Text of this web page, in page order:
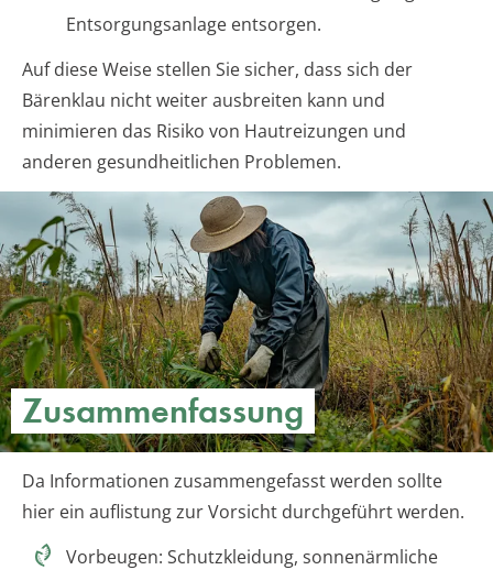
Entsorgungsanlage entsorgen.
Auf diese Weise stellen Sie sicher, dass sich der
Bärenklau nicht weiter ausbreiten kann und
minimieren das Risiko von Hautreizungen und
anderen gesundheitlichen Problemen.
Zusammenfassung
Da Informationen zusammengefasst werden sollte
hier ein auflistung zur Vorsicht durchgeführt werden.
Vorbeugen: Schutzkleidung, sonnenärmliche